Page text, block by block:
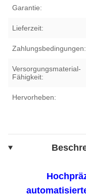
Garantie:
Lieferzeit:
Zahlungsbedingungen:
Versorgungsmaterial-
Fähigkeit:
Hervorheben: